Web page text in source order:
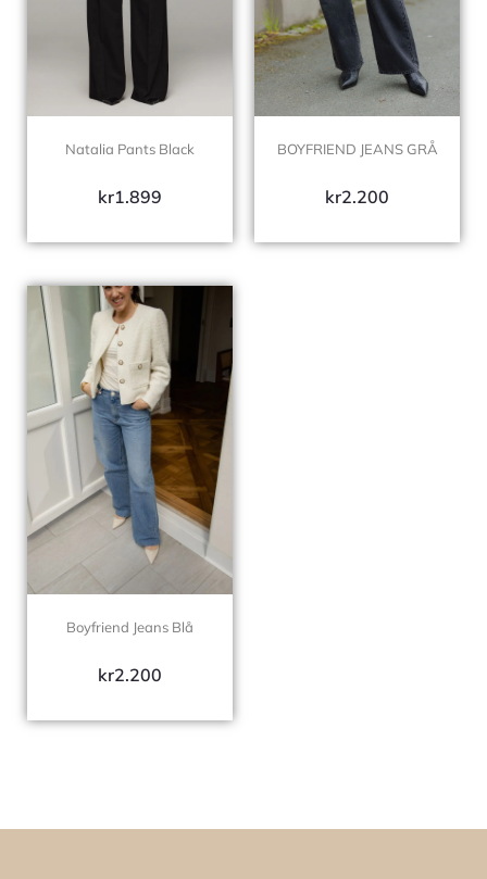
Natalia Pants Black
kr1.899
BOYFRIEND JEANS GRÅ
kr2.200
Boyfriend Jeans Blå
kr2.200